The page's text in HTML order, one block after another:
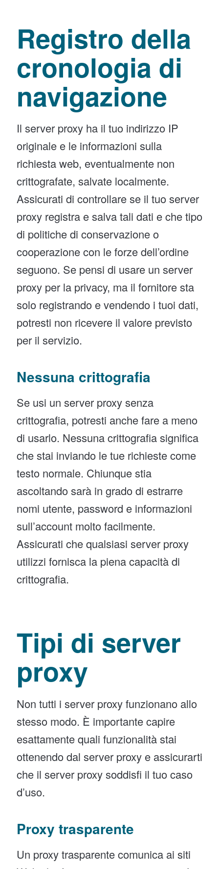
Registro della
cronologia di
navigazione
Il server proxy ha il tuo indirizzo IP
originale e le informazioni sulla
richiesta web, eventualmente non
crittografate, salvate localmente.
Assicurati di controllare se il tuo server
proxy registra e salva tali dati e che tipo
di politiche di conservazione o
cooperazione con le forze dell’ordine
seguono. Se pensi di usare un server
proxy per la privacy, ma il fornitore sta
solo registrando e vendendo i tuoi dati,
potresti non ricevere il valore previsto
per il servizio.
Nessuna crittografia
Se usi un server proxy senza
crittografia, potresti anche fare a meno
di usarlo. Nessuna crittografia significa
che stai inviando le tue richieste come
testo normale. Chiunque stia
ascoltando sarà in grado di estrarre
nomi utente, password e informazioni
sull’account molto facilmente.
Assicurati che qualsiasi server proxy
utilizzi fornisca la piena capacità di
crittografia.
Tipi di server
proxy
Non tutti i server proxy funzionano allo
stesso modo. È importante capire
esattamente quali funzionalità stai
ottenendo dal server proxy e assicurarti
che il server proxy soddisfi il tuo caso
d’uso.
Proxy trasparente
Un proxy trasparente comunica ai siti